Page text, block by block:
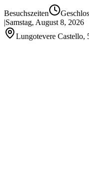
Besuchszeiten
|Samstag, August 8, 2026
Lungotevere Castello,